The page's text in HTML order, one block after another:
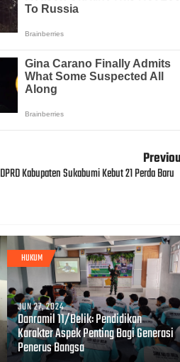
DPRD Kabupaten Sukabumi Kebut 21 Perda Baru
HUKUM
JUN 27, 2024
Danramil 11/Belik: Pendidikan
Karakter Aspek Penting Bagi Generasi
Penerus Bangsa